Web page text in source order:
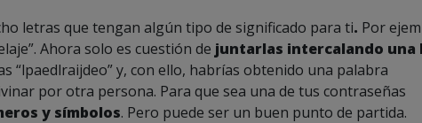
letras que tengan algún tipo de significado para ti. Por
Ahora solo es cuestión de juntarlas intercalando una
“lpaedlraijdeo” y, con ello, habrías obtenido una palabra
por otra persona. Para que sea una de tus contraseñas
y símbolos. Pero puede ser un buen punto de partida.